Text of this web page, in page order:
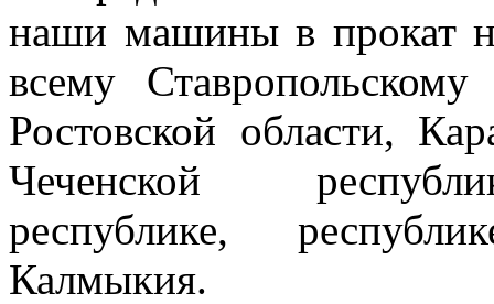
наши машины в прокат
всему
Ростовской области,
Чеченской
республике,
Калмыкия.